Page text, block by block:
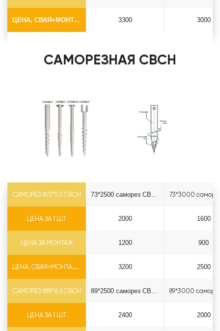
ЦЕНА, СВАЯ+МОНТАЖ (БЕЗ ОГОЛОВКА) 3300 3000
САМОРЕЗНАЯ СВСН
САМОРЕЗ Ф73*5.5 СВСН
ЦЕНА ЗА 1 ШТ
ЦЕНА ЗА МОНТАЖ
ЦЕНА, СВАЯ+МОНТАЖ (БЕЗ ОГОЛОВКА)
73*2500 саморез СВСН
2000
1200
3200
1600
900
2500
САМОРЕЗ Ф89*6.5 СВСН
ЦЕНА ЗА 1 ШТ
89*2500 саморез СВСН
2400 2000